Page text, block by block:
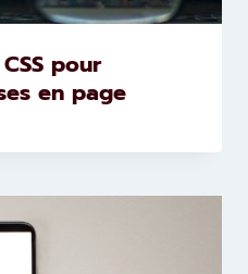
pour
en page